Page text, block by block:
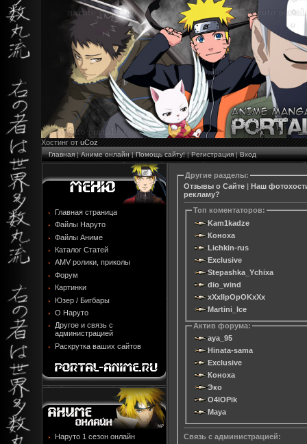
Хостинг от uCoz
Главная|Аниме онлайн|Помощь сайту!|Регистрация|Вход
Главная страница
Файлы Наруто
Файлы Аниме
Каталог Статей
AMV ролики, приколы
Форум
Картинки
Юзер / Бигбары
О Наруто
Другое и связь с
администрацией
Раскрутка ваших сайтов
Наруто 1 сезон онлайн
Другие разделы:
Отзывы о Сайте | Наш
рекламу?
Toп коментаторов:
Kam1kadze
Коноха
Lichkin-rus
Exclusive
Stepashka_Ychixa
dio_wind
xXxIIpOpOKxXx
Martini_Ice
Актив форума:
aya_95
Hinata-sama
Exclusive
Коноха
Эко
O4IOPik
Maya
Связь с администрацией: